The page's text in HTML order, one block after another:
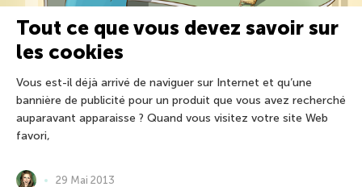
Tout ce que vous devez savoir sur
les cookies
Vous est-il déjà arrivé de naviguer sur Internet et qu’une
bannière de publicité pour un produit que vous avez recherché
auparavant apparaisse ? Quand vous visitez votre site Web
favori,
29 Mai 2013